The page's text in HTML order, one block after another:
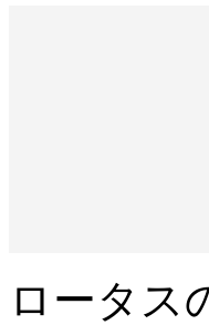
ロータス